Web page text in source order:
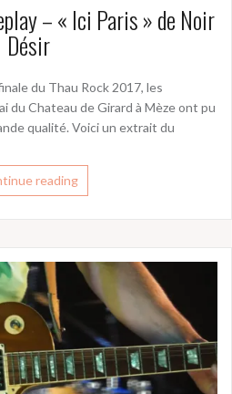
– « Ici Paris » de Noir
Désir
du Thau Rock 2017, les
du Chateau de Girard à Mèze ont pu
qualité. Voici un extrait du
reading